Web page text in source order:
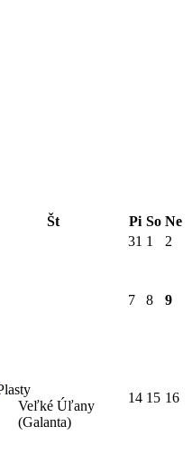
Št Pi So Ne
31 1
2
7 8 9
Veľké Úľany
(Galanta)
14 15 16